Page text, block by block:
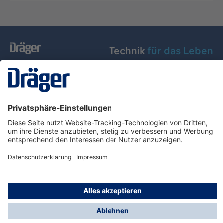
Technik für das Leben
Dräger Austria GmbH
Über Dräger
Informationen
© Dräger Austria GmbH, 2024
* Alle Preise exkl. gesetzl. Mehrwertsteuer zzgl.
Versandkosten und ggf. Nachnahmegebühren, wenn